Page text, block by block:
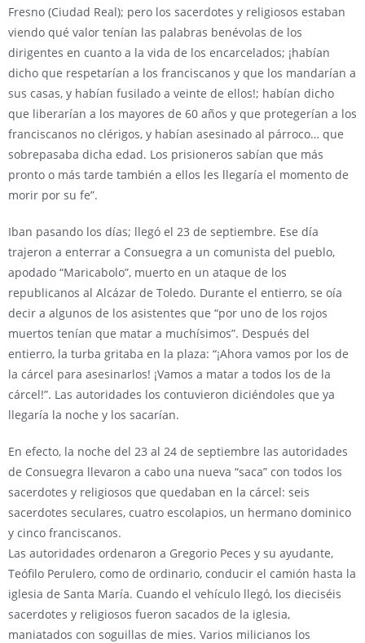
Fresno (Ciudad Real); pero los sacerdotes y religiosos estaban
viendo qué valor tenían las palabras benévolas de los
dirigentes en cuanto a la vida de los encarcelados; ¡habían
dicho que respetarían a los franciscanos y que los mandarían a
sus casas, y habían fusilado a veinte de ellos!; habían dicho
que liberarían a los mayores de 60 años y que protegerían a los
franciscanos no clérigos, y habían asesinado al párroco… que
sobrepasaba dicha edad. Los prisioneros sabían que más
pronto o más tarde también a ellos les llegaría el momento de
morir por su fe”.
Iban pasando los días; llegó el 23 de septiembre. Ese día
trajeron a enterrar a Consuegra a un comunista del pueblo,
apodado “Maricabolo”, muerto en un ataque de los
republicanos al Alcázar de Toledo. Durante el entierro, se oía
decir a algunos de los asistentes que “por uno de los rojos
muertos tenían que matar a muchísimos”. Después del
entierro, la turba gritaba en la plaza: “¡Ahora vamos por los de
la cárcel para asesinarlos! ¡Vamos a matar a todos los de la
cárcel!”. Las autoridades los contuvieron diciéndoles que ya
llegaría la noche y los sacarían.
En efecto, la noche del 23 al 24 de septiembre las autoridades
de Consuegra llevaron a cabo una nueva “saca” con todos los
sacerdotes y religiosos que quedaban en la cárcel: seis
sacerdotes seculares, cuatro escolapios, un hermano dominico
y cinco franciscanos.
Las autoridades ordenaron a Gregorio Peces y su ayudante,
Teófilo Perulero, como de ordinario, conducir el camión hasta la
iglesia de Santa María. Cuando el vehículo llegó, los dieciséis
sacerdotes y religiosos fueron sacados de la iglesia,
maniatados con soguillas de mies. Varios milicianos los